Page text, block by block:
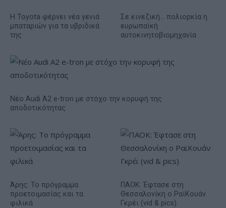
Η Toyota φέρνει νέα γενιά
μπαταριών για τα υβριδικά
της
Σε κινεζική… πολιορκία η
ευρωπαϊκή
αυτοκινητοβιομηχανία
Νέο Audi A2 e-tron με στόχο την κορυφή της
αποδοτικότητας
Άρης: Το πρόγραμμα
προετοιμασίας και τα
φιλικά
ΠΑΟΚ: Έφτασε στη
Θεσσαλονίκη ο ΡαϊΚουάν
Γκρέι (vid & pics)